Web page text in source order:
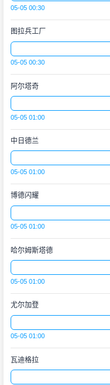
05-05 00:30
图拉兵工厂
05-05 00:30
阿尔塔奇
05-05 01:00
中日德兰
05-05 01:00
博德闪耀
05-05 01:00
哈尔姆斯塔德
05-05 01:00
尤尔加登
05-05 01:00
瓦迪格拉